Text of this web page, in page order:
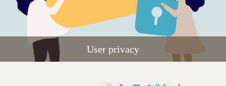
User privacy